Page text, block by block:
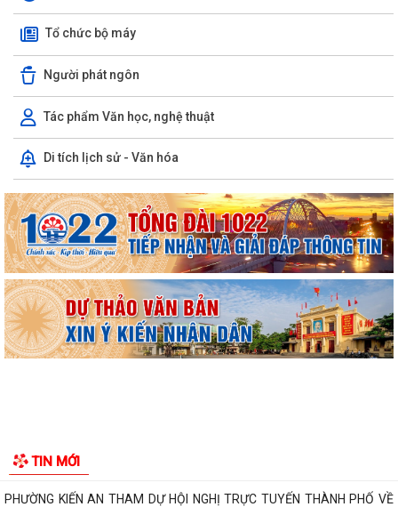
Tổ chức bộ máy
Người phát ngôn
Tác phẩm Văn học, nghệ thuật
Di tích lịch sử - Văn hóa
TIN MỚI
TỪ NGÀY 08/8/2026: NHIỀU THỦ TỤC HÀNH CHÍNH TRỰC TUYẾN TẠI
THÀNH PHỐ HẢI PHÒNG ĐƯỢC THU PHÍ, LỆ PHÍ...
Chi bộ trường Tiểu học Quang Trung kết nạp Đảng viên mới
Tổ Đại biểu số 05 HĐND thành phố tiếp xúc cử tri sau Kỳ họp thường lệ
giữa năm 2026 HĐND thành phố...
Hội nghị tập huấn công tác Đoàn và phong trào thanh thiếu nhi năm
2026
Công văn số: 20/CV-TYT của Trạm y tế phường v/v công khai số điện
thoại đường dây nóng tiếp nhận...
Lớp bồi dưỡng kiến thức An ninh phi truyền thống và Quản trị an ninh
phi truyền thống năm 2026
Công văn số 3357/UBND-KT ngày 28/7/2026 của UBND phường v/v
phối hợp thông tin chương trình khảo...
phường tại tổ dân phố Lãm Khê (giáp...
PHƯỜNG KIẾN AN THAM DỰ HỘI NGHỊ TRỰC TUYẾN THÀNH PHỐ VỀ